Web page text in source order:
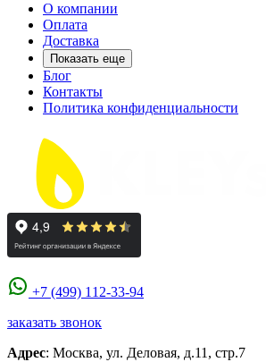
О компании
Оплата
Доставка
Показать еще
Блог
Контакты
Политика конфиденциальности
+7 (499) 112-33-94
заказать звонок
Адрес: Москва, ул. Деловая, д.11, стр.7